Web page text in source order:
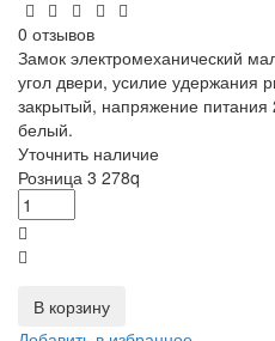
0 отзывов
Замок электромеханический
угол двери, усилие удержания
закрытый, напряжение
белый.
Уточнить наличие
Розница 3 278q
В корзину